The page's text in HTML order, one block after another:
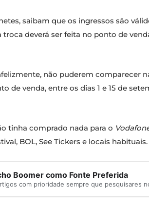
saibam que os ingressos são
troca deverá ser feita no ponto de
não puderem comparecer
de venda, entre os dias 1 e 15 de
tinha comprado nada para o
BOL, See Tickers e locais habituais.
Boomer como Fonte Preferida
com prioridade sempre que pesquisares